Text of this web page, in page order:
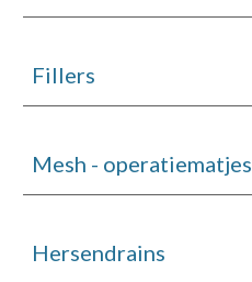
Fillers
Mesh - operatiematjes
Hersendrains